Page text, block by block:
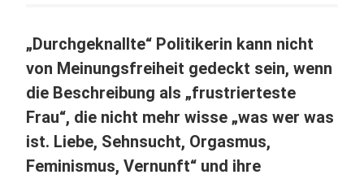
„Durchgeknallte“ Politikerin kann nicht
von Meinungsfreiheit gedeckt sein, wenn
die Beschreibung als „frustrierteste
Frau“, die nicht mehr wisse „was wer was
ist. Liebe, Sehnsucht, Orgasmus,
Feminismus, Vernunft“ und ihre